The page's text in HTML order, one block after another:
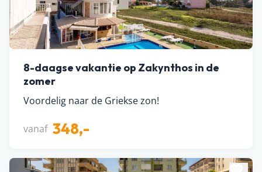
8-daagse vakantie op Zakynthos in de
zomer
Voordelig naar de Griekse zon!
vanaf 348,-